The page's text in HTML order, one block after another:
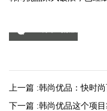
上一篇 :韩尚优品：快时
下一篇 :韩尚优品这个项目